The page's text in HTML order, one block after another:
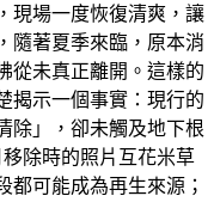
現場一度恢復清爽，讓
隨著夏季來臨，原本消
從未真正離開。這樣的
揭示一個事實：現行的
除」，卻未觸及地下根
除時的照片互花米草
都可能成為再生來源；